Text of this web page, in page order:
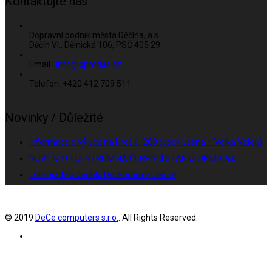
Dopravní podnik města Děčína, a.s.
Děčín VI., Dělnická 106, PSČ 405 29
Email : info@dpmdas.cz
Telefon: +420 412 709 511
Novinky / Důležité
Informace o výluce na lince č. 208 (úsek Lesná – Velká Veleň)
NOVÉ MYCÍ CENTRUM NA ČERPACÍ STANICI DPMD, a.s.
Letní jízdy s Double Deckerem v Děčíně
© 2019 DeCe computers s.r.o. . All Rights Reserved.